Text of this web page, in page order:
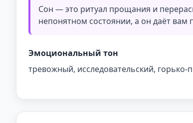
Сон — это ритуал прощания и
непонятном состоянии, а он даёт вам
Эмоциональный тон
тревожный, исследовательский,